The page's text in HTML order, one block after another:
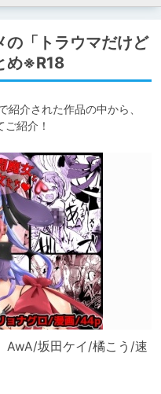
の「トラウマだけど
め※R18
介された作品の中から、
紹介！
AwA/坂田ケイ/橘こう/速